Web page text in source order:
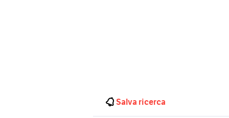
Salva ricerca